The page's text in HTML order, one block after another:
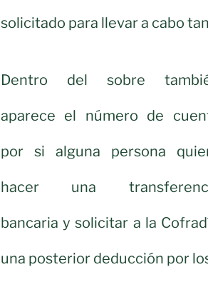
solicitado para llevar a cabo
Dentro del sobre
aparece el número de
por si alguna persona
hacer una
bancaria y solicitar a la
una posterior deducción por